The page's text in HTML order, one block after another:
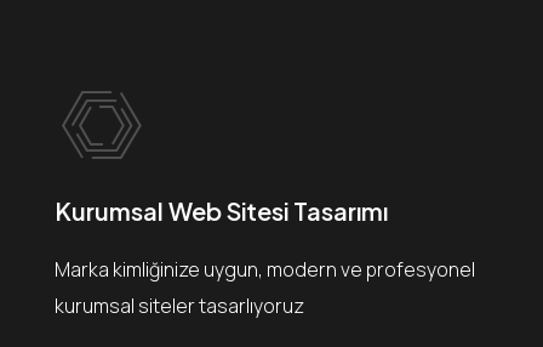
Kurumsal Web Sitesi Tasarımı
Marka kimliğinize uygun, modern ve profesyonel
kurumsal siteler tasarlıyoruz